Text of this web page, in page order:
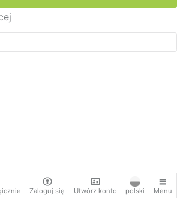
Zaloguj się Utwórz konto polski Menu